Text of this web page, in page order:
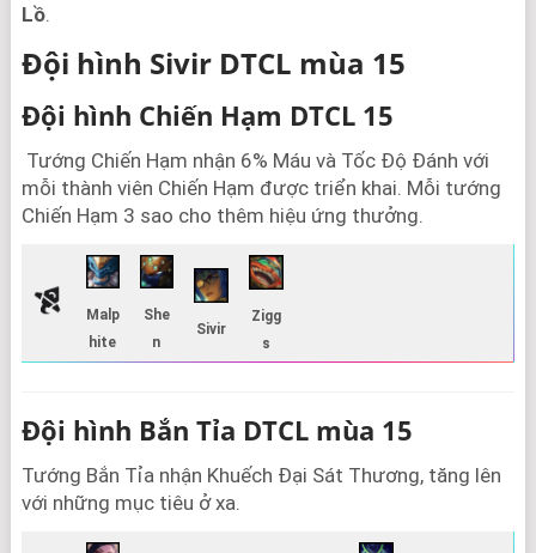
Lồ.
Đội hình Sivir DTCL mùa 15
Đội hình Chiến Hạm DTCL 15
Tướng Chiến Hạm nhận 6% Máu và Tốc Độ Đánh với
mỗi thành viên Chiến Hạm được triển khai. Mỗi tướng
Chiến Hạm 3 sao cho thêm hiệu ứng thưởng.
Malp
hite
She
n
Sivir
Zigg
s
Đội hình Bắn Tỉa DTCL mùa 15
Tướng Bắn Tỉa nhận Khuếch Đại Sát Thương, tăng lên
với những mục tiêu ở xa.